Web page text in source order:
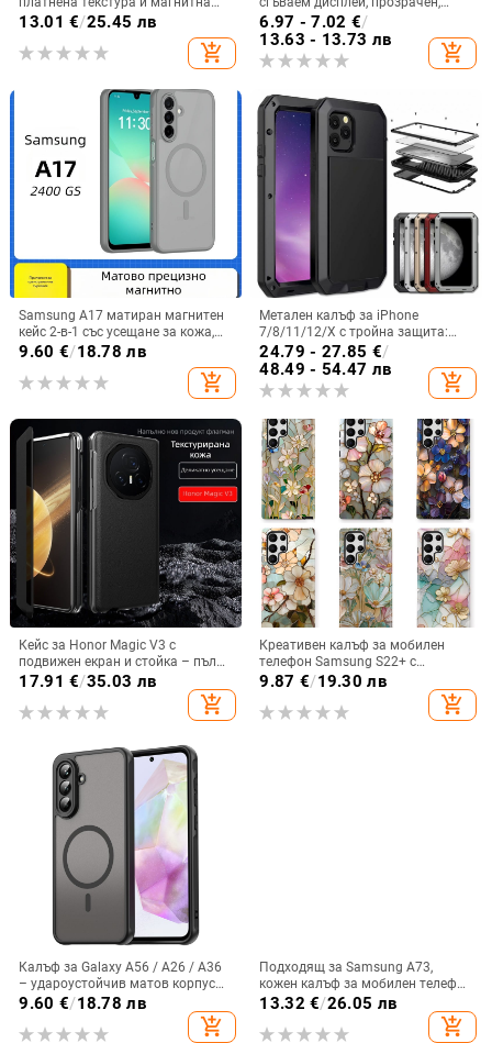
панта, флип
13.01 €/25.45 лв
add_shopping_cart
лъскав, PC материал
6.97 - 7.02 €/
13.63 - 13.73 лв
add_shopping_cart
Samsung A17 матиран магнитен
кейс 2-в-1 със усещане за кожа,
удароустойчива обвивка от
червено, лилаво, синьо, черно
9.60 €/18.78 лв
add_shopping_cart
Метален калъф за iPhone
7/8/11/12/X с тройна защита:
удароустойчив, прахоустойчив и
запечатан
24.79 - 27.85 €/
48.49 - 54.47 лв
add_shopping_cart
Кейс за Honor Magic V3 с
подвижен екран и стойка – пълна
защита, удароустойчив, против
имитационна кожа, прецизна
17.91 €/35.03 лв
add_shopping_cart
Креативен калъф за мобилен
телефон Samsung S22+ с
остъклено цвете, защита от
падане, Ultra Film Case за Apple
13
9.87 €/19.30 лв
add_shopping_cart
Калъф за Galaxy A56 / A26 / A36
– удароустойчив матов корпус
от PC+TPU с текстура на кожа
9.60 €/18.78 лв
add_shopping_cart
Подходящ за Samsung A73,
кожен калъф за мобилен телефон
A36/A16, калъф за мобилен
телефон A26/A56, флип калъф,
защитен калъф, невидима скоба.
13.32 €/26.05 лв
add_shopping_cart